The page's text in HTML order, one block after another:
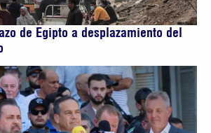
de Egipto a desplazamiento del